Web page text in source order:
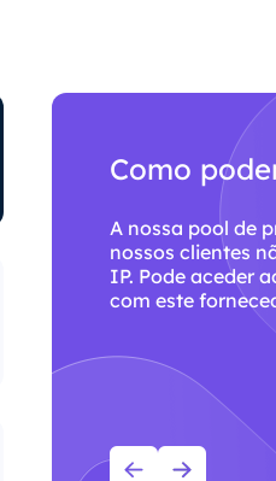
Porque
Com mais de 86
ProxyLite é a